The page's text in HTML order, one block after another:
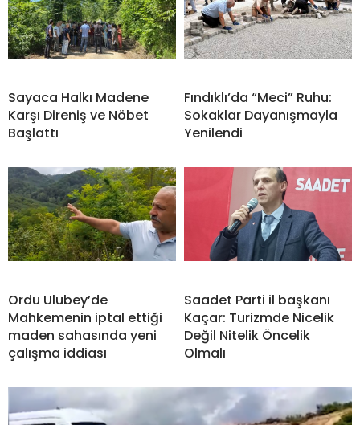
Sayaca Halkı Madene
Karşı Direniş ve Nöbet
Başlattı
Fındıklı’da “Meci” Ruhu:
Sokaklar Dayanışmayla
Yenilendi
Ordu Ulubey’de
Mahkemenin iptal ettiği
maden sahasında yeni
çalışma iddiası
Saadet Parti il başkanı
Kaçar: Turizmde Nicelik
Değil Nitelik Öncelik
Olmalı